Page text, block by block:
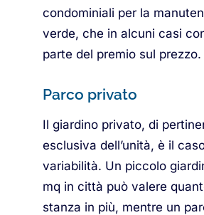
condominiali per la
verde, che in alcuni casi
parte del premio sul prezzo.
Parco privato
Il giardino privato, di
esclusiva dell’unità, è il
variabilità. Un piccolo
mq in città può valere
stanza in più, mentre un